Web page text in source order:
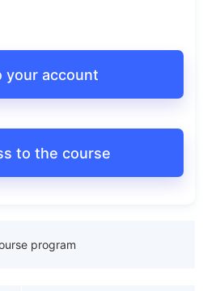
your account
to the course
program